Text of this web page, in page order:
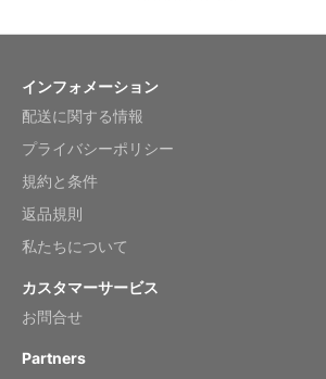
by charles
Reviewed
by Anne
インフォメーション
配送に関する情報
プライバシーポリシー
規約と条件
返品規則
私たちについて
カスタマーサービス
お問合せ
Partners